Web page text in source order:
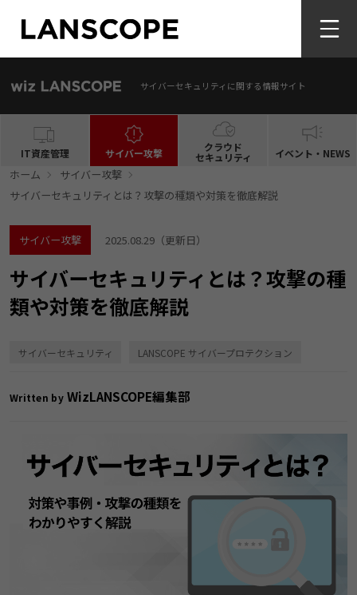
サイバーセキュリティに関する情報サイト
IT資産管理 サイバー攻撃 クラウド
セキュリティ イベント・NEWS
ホーム
サイバー攻撃
サイバーセキュリティとは？攻撃の種類や対策を徹底解説
サイバー攻撃 2025.08.29（更新日）
サイバーセキュリティとは？攻撃の種
類や対策を徹底解説
サイバーセキュリティ LANSCOPE サイバープロテクション
Written byWizLANSCOPE編集部